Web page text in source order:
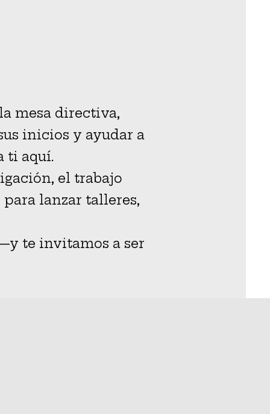
mesa directiva,
inicios y ayudar a
ti aquí.
el trabajo
lanzar talleres,
te invitamos a ser